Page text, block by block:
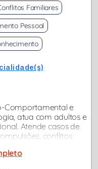
Familiares
Pessoal
Comportamental e
atua com adultos e
Atende casos de
conflitos